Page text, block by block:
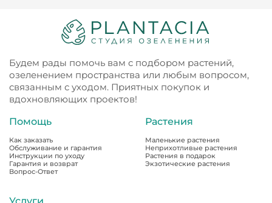
Будем рады помочь вам с подбором растений,
озеленением пространства или любым вопросом,
связанным с уходом. Приятных покупок и
вдохновляющих проектов!
Помощь
Как заказать
Обслуживание и гарантия
Инструкции по уходу
Гарантия и возврат
Вопрос-Ответ
Растения
Маленькие растения
Неприхотливые растения
Растения в подарок
Экзотические растения